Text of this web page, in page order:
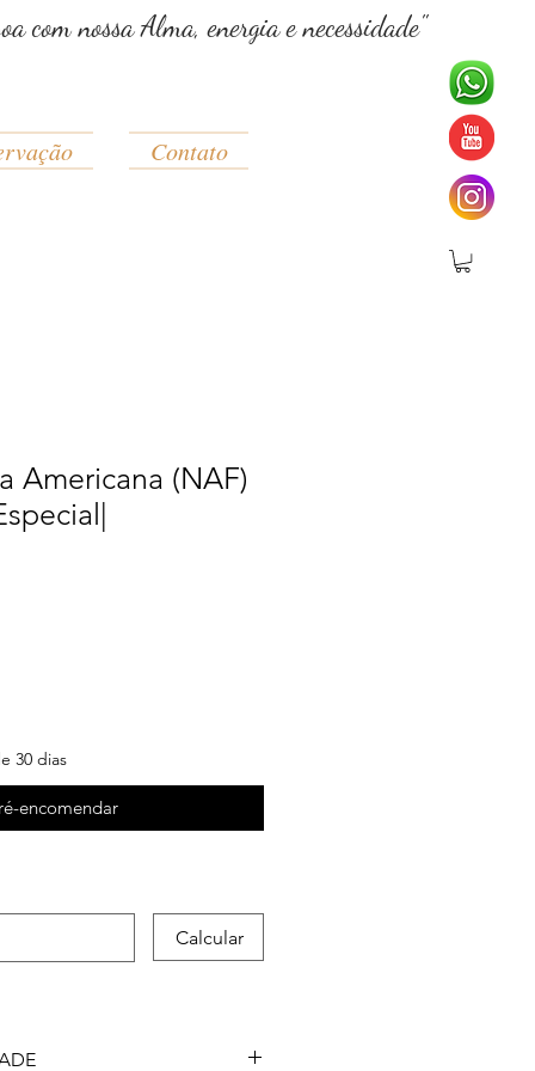
com nossa Alma, energia e necessidade"
Contato
Americana (NAF)
30 dias
encomendar
Calcular